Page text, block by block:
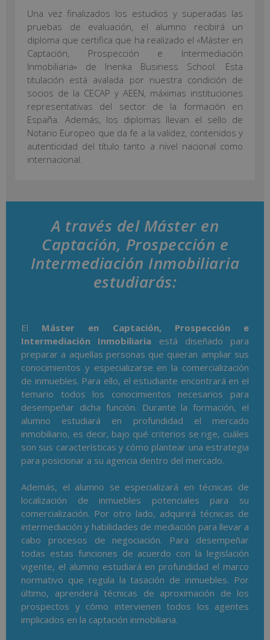
Una vez finalizados los estudios y superadas las
pruebas de evaluación, el alumno recibirá un
diploma que certifica que ha realizado el «Máster en
Captación, Prospección e Intermediación
Inmobiliaria» de Inenka Business School. Esta
titulación está avalada por nuestra condición de
socios de la CECAP y AEEN, máximas instituciones
representativas del sector de la formación en
España. Además, los diplomas llevan el sello de
Notario Europeo que da fe a la validez, contenidos y
autenticidad del título tanto a nivel nacional como
internacional.
A través del Máster en
Captación, Prospección e
Intermediación Inmobiliaria
estudiarás:
El Máster en Captación, Prospección e
Intermediación Inmobiliaria está diseñado para
preparar a aquellas personas que quieran ampliar sus
conocimientos y especializarse en la comercialización
de inmuebles. Para ello, el estudiante encontrará en el
temario todos los conocimientos necesarios para
desempeñar dicha función. Durante la formación, el
alumno estudiará en profundidad el mercado
inmobiliario, es decir, bajo qué criterios se rige, cuáles
son sus características y cómo plantear una estrategia
para posicionar a su agencia dentro del mercado.
Además, el alumno se especializará en técnicas de
localización de inmuebles potenciales para su
comercialización. Por otro lado, adquirirá técnicas de
intermediación y habilidades de mediación para llevar a
cabo procesos de negociación. Para desempeñar
todas estas funciones de acuerdo con la legislación
vigente, el alumno estudiará en profundidad el marco
normativo que regula la tasación de inmuebles. Por
último, aprenderá técnicas de aproximación de los
prospectos y cómo intervienen todos los agentes
implicados en la captación inmobiliaria.